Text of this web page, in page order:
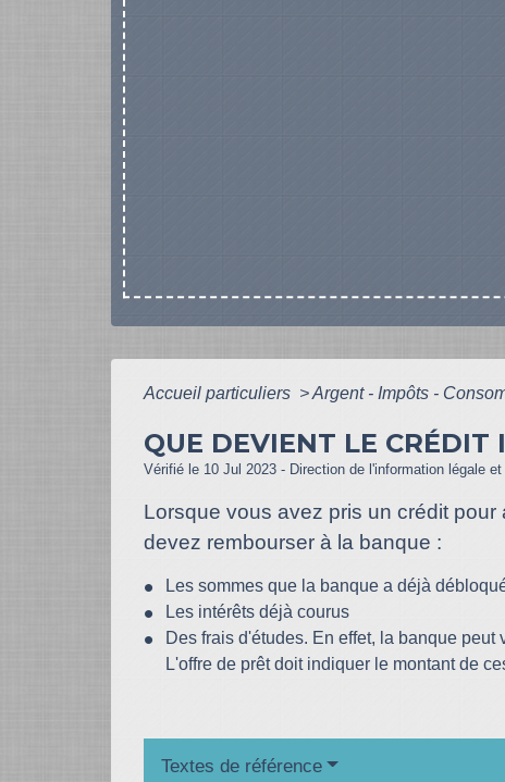
Accueil particuliers >Argent - Impôts -
QUE DEVIENT LE CRÉDIT
Vérifié le 10 Jul 2023 - Direction de l'information légale
Lorsque vous avez pris un crédit
devez rembourser à la banque :
Les sommes que la banque a déjà
Les intérêts déjà courus
Des frais d'études. En effet, la banque
L'offre de prêt doit indiquer le montant de
Textes de référence